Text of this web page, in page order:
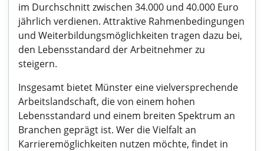
im Durchschnitt zwischen 34.000 und 40.000 Euro
jährlich verdienen. Attraktive Rahmenbedingungen
und Weiterbildungsmöglichkeiten tragen dazu bei,
den Lebensstandard der Arbeitnehmer zu
steigern.
Insgesamt bietet Münster eine vielversprechende
Arbeitslandschaft, die von einem hohen
Lebensstandard und einem breiten Spektrum an
Branchen geprägt ist. Wer die Vielfalt an
Karrieremöglichkeiten nutzen möchte, findet in